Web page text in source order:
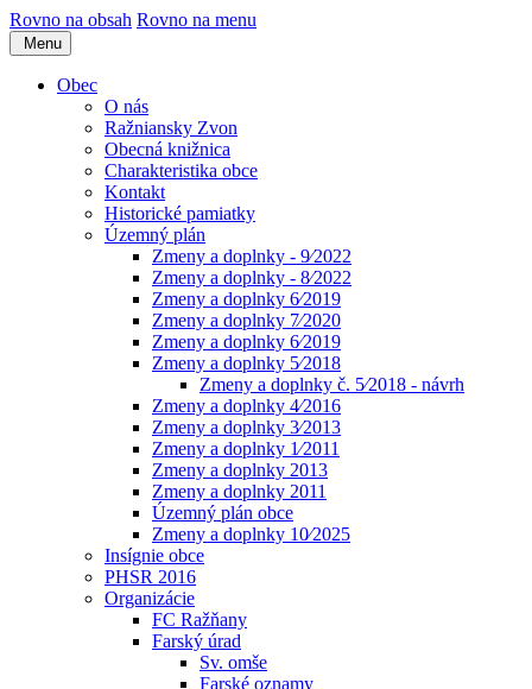
Rovno na obsah Rovno na menu
Menu
Obec
O nás
Ražniansky Zvon
Obecná knižnica
Charakteristika obce
Kontakt
Historické pamiatky
Územný plán
Zmeny a doplnky - 9⁄2022
Zmeny a doplnky - 8⁄2022
Zmeny a doplnky 6⁄2019
Zmeny a doplnky 7⁄2020
Zmeny a doplnky 6⁄2019
Zmeny a doplnky 5⁄2018
Zmeny a doplnky č. 5⁄2018 - návrh
Zmeny a doplnky 4⁄2016
Zmeny a doplnky 3⁄2013
Zmeny a doplnky 1⁄2011
Zmeny a doplnky 2013
Zmeny a doplnky 2011
Územný plán obce
Zmeny a doplnky 10⁄2025
Insígnie obce
PHSR 2016
Organizácie
FC Ražňany
Farský úrad
Sv. omše
Farské oznamy